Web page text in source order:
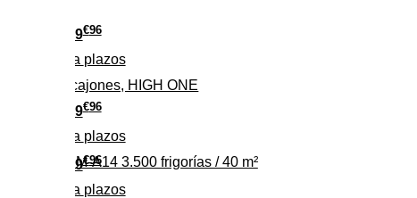
279€96
Pago a plazos
139€96
Pago a plazos
clase D, 3 cajones, HIGH ONE
369€96
Pago a plazos
CLIM-A14 3.500 frigorías / 40 m²